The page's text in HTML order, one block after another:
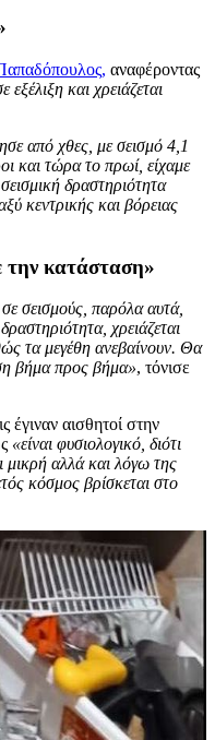
αναφέροντας
και χρειάζεται
από χθες, με σεισμό 4,1
και τώρα το πρωί, είχαμε
δραστηριότητα
κεντρικής και βόρειας
την κατάσταση»
σε σεισμούς, παρόλα αυτά,
χρειάζεται
τα μεγέθη ανεβαίνουν. Θα
βήμα προς βήμα», τόνισε
έγιναν αισθητοί στην
«είναι φυσιολογικό, διότι
μικρή αλλά και λόγω της
κόσμος βρίσκεται στο